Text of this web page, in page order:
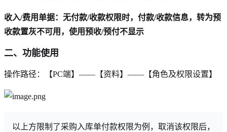
收入/费用单据：无付款/收款权限时，付款/收款信息，转为预
收款置灰不可用，使用预收/预付不显示
二、功能使用
操作路径：【PC端】——【资料】——【角色及权限设置】
以上方限制了采购入库单付款权限为例，取消该权限后，